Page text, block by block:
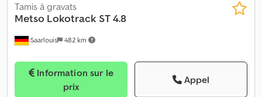
Saarlouis 482 km
Tamis à gravats
Metso Lokotrack ST 4.8
prix
Appel